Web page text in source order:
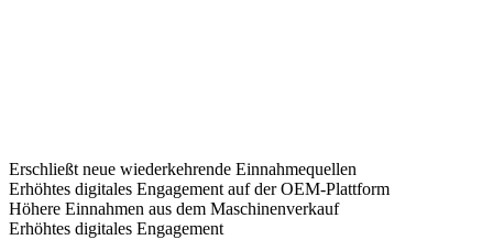
Erschließt neue wiederkehrende Einnahmequellen
Erhöhtes digitales Engagement auf der OEM-Plattform
Höhere Einnahmen aus dem Maschinenverkauf
Erhöhtes digitales Engagement